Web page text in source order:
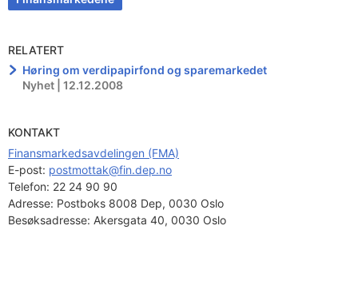
RELATERT
Høring om verdipapirfond og sparemarkedet
Nyhet | 12.12.2008
KONTAKT
Finansmarkedsavdelingen (FMA)
E-post: postmottak@fin.dep.no
Telefon: 22 24 90 90
Adresse: Postboks 8008 Dep, 0030 Oslo
Besøksadresse: Akersgata 40, 0030 Oslo